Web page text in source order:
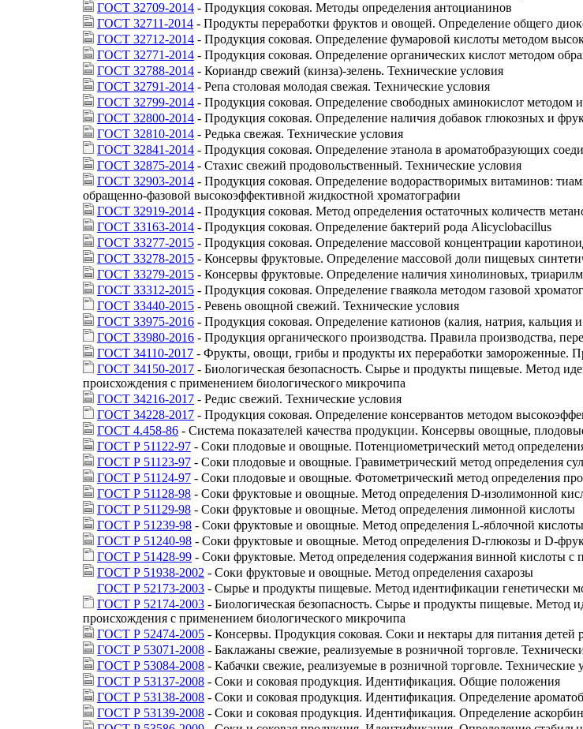
ГОСТ 32709-2014 - Продукция соковая. Методы определения антоцианинов
ГОСТ 32711-2014 - Продукты переработки фруктов и овощей. Определение общего
ГОСТ 32712-2014 - Продукция соковая. Определение фумаровой кислоты методом
ГОСТ 32771-2014 - Продукция соковая. Определение органических кислот методом
ГОСТ 32788-2014 - Кориандр свежий (кинза)-зелень. Технические условия
ГОСТ 32791-2014 - Репа столовая молодая свежая. Технические условия
ГОСТ 32799-2014 - Продукция соковая. Определение свободных аминокислот методом
ГОСТ 32800-2014 - Продукция соковая. Определение наличия добавок глюкозных и
ГОСТ 32810-2014 - Редька свежая. Технические условия
ГОСТ 32841-2014 - Продукция соковая. Определение этанола в ароматобразующих
ГОСТ 32875-2014 - Стахис свежий продовольственный. Технические условия
ГОСТ 32903-2014 - Продукция соковая. Определение водорастворимых витаминов:
обращенно-фазовой высокоэффективной жидкостной хроматографии
ГОСТ 32919-2014 - Продукция соковая. Метод определения остаточных количеств
ГОСТ 33163-2014 - Продукция соковая. Определение бактерий рода Alicyclobacillus
ГОСТ 33277-2015 - Продукция соковая. Определение массовой концентрации
ГОСТ 33278-2015 - Консервы фруктовые. Определение массовой доли пищевых
ГОСТ 33279-2015 - Консервы фруктовые. Определение наличия хинолиновых,
ГОСТ 33312-2015 - Продукция соковая. Определение гваякола методом газовой
ГОСТ 33440-2015 - Ревень овощной свежий. Технические условия
ГОСТ 33975-2016 - Продукция соковая. Определение катионов (калия, натрия,
ГОСТ 33980-2016 - Продукция органического производства. Правила производства,
ГОСТ 34110-2017 - Фрукты, овощи, грибы и продукты их переработки замороженные.
ГОСТ 34150-2017 - Биологическая безопасность. Сырье и продукты пищевые. Метод
происхождения с применением биологического микрочипа
ГОСТ 34216-2017 - Редис свежий. Технические условия
ГОСТ 34228-2017 - Продукция соковая. Определение консервантов методом
ГОСТ 4.458-86 - Система показателей качества продукции. Консервы овощные,
ГОСТ Р 51122-97 - Соки плодовые и овощные. Потенциометрический метод
ГОСТ Р 51123-97 - Соки плодовые и овощные. Гравиметрический метод определения
ГОСТ Р 51124-97 - Соки плодовые и овощные. Фотометрический метод определения
ГОСТ Р 51128-98 - Соки фруктовые и овощные. Метод определения D-изолимонной
ГОСТ Р 51129-98 - Соки фруктовые и овощные. Метод определения лимонной кислоты
ГОСТ Р 51239-98 - Соки фруктовые и овощные. Метод определения L-яблочной кислоты
ГОСТ Р 51240-98 - Соки фруктовые и овощные. Метод определения D-глюкозы и D-
ГОСТ Р 51428-99 - Соки фруктовые. Метод определения содержания винной кислоты
ГОСТ Р 51938-2002 - Соки фруктовые и овощные. Метод определения сахарозы
ГОСТ Р 52173-2003 - Сырье и продукты пищевые. Метод идентификации генетически
ГОСТ Р 52174-2003 - Биологическая безопасность. Сырье и продукты пищевые.
происхождения с применением биологического микрочипа
ГОСТ Р 52474-2005 - Консервы. Продукция соковая. Соки и нектары для питания детей
ГОСТ Р 53071-2008 - Баклажаны свежие, реализуемые в розничной торговле.
ГОСТ Р 53084-2008 - Кабачки свежие, реализуемые в розничной торговле. Технические
ГОСТ Р 53137-2008 - Соки и соковая продукция. Идентификация. Общие положения
ГОСТ Р 53138-2008 - Соки и соковая продукция. Идентификация. Определение
ГОСТ Р 53139-2008 - Соки и соковая продукция. Идентификация. Определение